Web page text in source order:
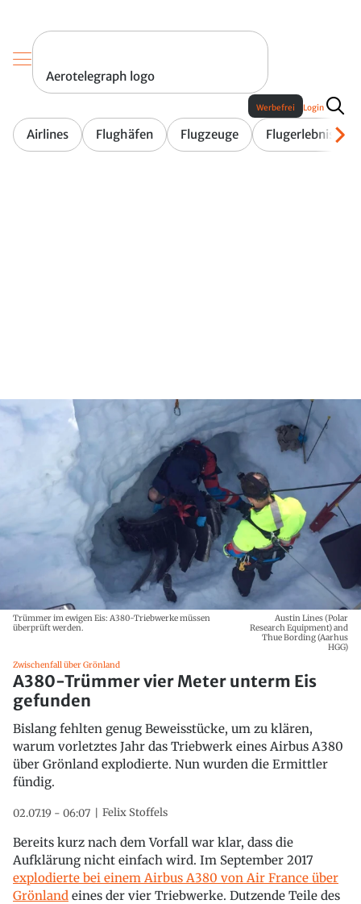
Aerotelegraph logo
Airlines Flughäfen Flugzeuge Flugerlebnis
Werbefrei Login
Trümmer im ewigen Eis: A380-Triebwerke müssen
überprüft werden.
Austin Lines (Polar
Research Equipment) and
Thue Bording (Aarhus
HGG)
Zwischenfall über Grönland
A380-Trümmer vier Meter unterm Eis
gefunden
Bislang fehlten genug Beweisstücke, um zu klären,
warum vorletztes Jahr das Triebwerk eines Airbus A380
über Grönland explodierte. Nun wurden die Ermittler
fündig.
02.07.19 - 06:07 Felix Stoffels
Bereits kurz nach dem Vorfall war klar, dass die
Aufklärung nicht einfach wird. Im September 2017
explodierte bei einem Airbus A380 von Air France über
Grönland eines der vier Triebwerke. Dutzende Teile des